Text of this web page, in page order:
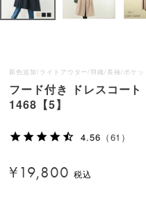
新色追加/ライトアウター/羽織/長袖/ポケ
フード付き ドレスコー
1468【5】
4.56 （61）
¥19,800